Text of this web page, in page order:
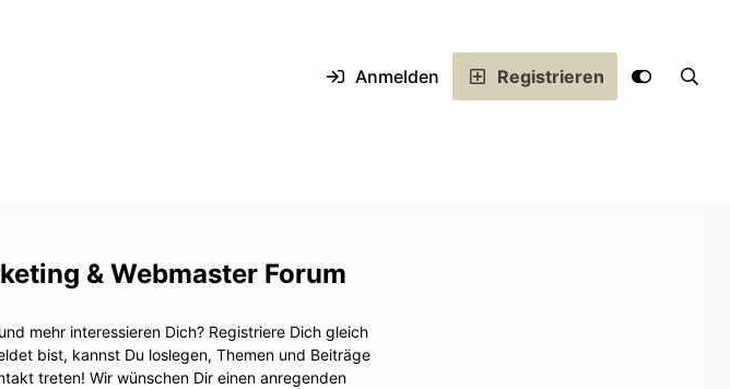
Anmelden Registrieren
& Webmaster Forum
mehr interessieren Dich? Registriere Dich gleich
bist, kannst Du loslegen, Themen und Beiträge
treten! Wir wünschen Dir einen anregenden